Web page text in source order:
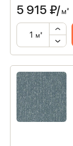
5 915 ₽/м²
м²